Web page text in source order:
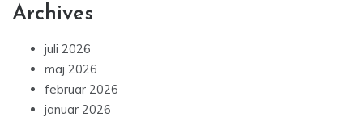
Archives
juli 2026
maj 2026
februar 2026
januar 2026